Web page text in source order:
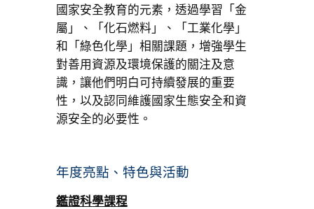
國家安全教育的元素，透過學習「金
屬」、「化石燃料」、「工業化學」
和「綠色化學」相關課題，增強學生
對善用資源及環境保護的關注及意
識，讓他們明白可持續發展的重要
性，以及認同維護國家生態安全和資
源安全的必要性。
年度亮點、特色與活動
鑑證科學課程